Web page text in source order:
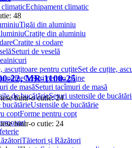
Echipament climatic
Tigăi din aluminiu
Cratițe din aluminiu
Cratite si codare
Seturi de veselă
Set de cuțite,
Coșuri pentru pâine
Seturi tacîmuri de masă
Seturi ustensile de
Ustensile de bucătărie
Forme pentru copt
Tăietori și Răzători
48
22, MR-1100-25
bintr-o cutie: 24
bintr-o cutie: 24